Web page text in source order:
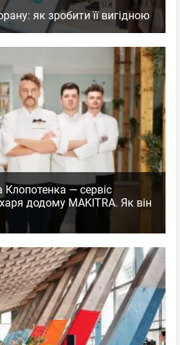
як зробити її вигідною
Клопотенка — сервіс
додому MAKITRA. Як він